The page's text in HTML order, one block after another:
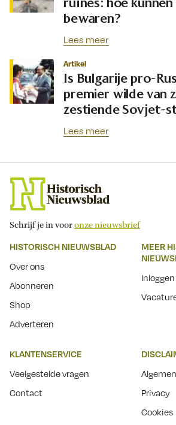
bewaren?
Lees meer
Artikel
Is Bulgarije pro-
premier wilde van
zestiende Sovjet-
Lees meer
Schrijf je in vooronze nieuwsbrief
HISTORISCH NIEUWSBLAD
Over ons
Abonneren
Shop
Adverteren
MEER
Inloggen
KLANTENSERVICE
Veelgestelde vragen
Contact
Privacy
Cookies